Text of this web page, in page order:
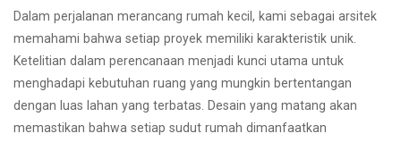
Dalam perjalanan merancang rumah kecil, kami sebagai arsitek
memahami bahwa setiap proyek memiliki karakteristik unik.
Ketelitian dalam perencanaan menjadi kunci utama untuk
menghadapi kebutuhan ruang yang mungkin bertentangan
dengan luas lahan yang terbatas. Desain yang matang akan
memastikan bahwa setiap sudut rumah dimanfaatkan